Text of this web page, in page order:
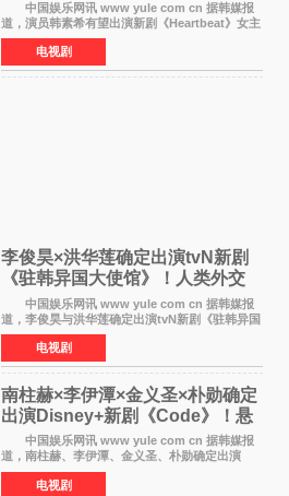
中国娱乐网讯 www yule com cn 据韩媒报
道，演员韩素希有望出演新剧《Heartbeat》女主
角，与南柱赫合作，引发高度关注。 韩素希
在剧中饰演能够看到过去的女人洪莎朗一角，因
初恋的意外
电视剧
李俊昊×洪华莲确定出演tvN新剧
《驻韩异国大使馆》！人类外交
官与“龙”大使的奇幻
中国娱乐网讯 www yule com cn 据韩媒报
道，李俊昊与洪华莲确定出演tvN新剧《驻韩异国
大使馆》，分别担任男女主角，引发期待。
该剧讲述了一位因管理驻韩异国大使馆（负责管
理居住在大韩
电视剧
南柱赫×李伊潭×金义圣×朴勋确定
出演Disney+新剧《Code》！悬
疑犯罪惊悚明年上线
中国娱乐网讯 www yule com cn 据韩媒报
道，南柱赫、李伊潭、金义圣、朴勋确定出演
Disney+新剧《Code》，该剧预计将于明年播
出，引发高度关注。 本剧改编自同名人气台
电视剧